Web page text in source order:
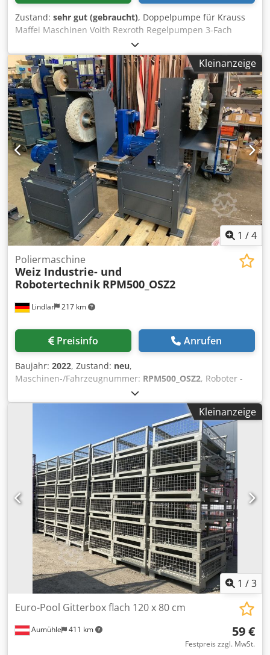
Zustand: sehr gut (gebraucht), Doppelpumpe für Krauss
Maffei Maschinen Voith Rexroth Regelpumpen 3-Fach
SY2DFE1-21/071-071 KM Nr. 6441936 MNR: R900751978
Fotos sind Musterbeispiele, Pumpen können farblich
abweichen! Cedpfx Absg I Uycs Serf
Kleinanzeige
1 /4
Lindlar 217 km
Poliermaschine
Weiz Industrie- und
Robotertechnik RPM500_OSZ2
Preisinfo Anrufen
Baujahr: 2022, Zustand: neu,
Maschinen-/Fahrzeugnummer: RPM500_OSZ2, Roboter -
Poliermaschine RPM500_OSZ2 Cjdpfxod Dt D Ij Ab Sorf mit
Oszillation (50 mm) und Zustellung (100 mm)
Polierscheiben DM - 1000 mm Antriebsleistung - 4 kW
Absaugstützen - 100 mm Zwei Stück sind vorhanden
Kleinanzeige
1 /3
Aumühle 411 km
Euro-Pool Gitterbox flach 120 x 80 cm
59 €
Festpreis zzgl. MwSt.